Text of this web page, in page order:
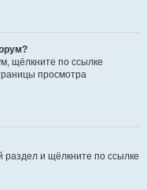
щёлкните по ссылке
просмотра
раздел и щёлкните по ссылке